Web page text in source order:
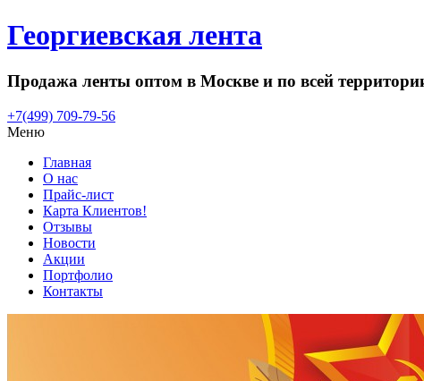
Георгиевская лента
Продажа ленты оптом в Москве и по всей
+7(499) 709-79-56
Меню
Главная
О нас
Прайс-лист
Карта Клиентов!
Отзывы
Новости
Акции
Портфолио
Контакты